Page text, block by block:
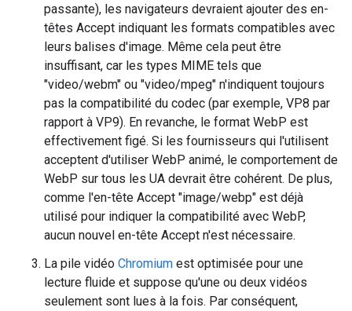
passante), les navigateurs devraient ajouter des en-
têtes Accept indiquant les formats compatibles avec
leurs balises d'image. Même cela peut être
insuffisant, car les types MIME tels que
"video/webm" ou "video/mpeg" n'indiquent toujours
pas la compatibilité du codec (par exemple, VP8 par
rapport à VP9). En revanche, le format WebP est
effectivement figé. Si les fournisseurs qui l'utilisent
acceptent d'utiliser WebP animé, le comportement de
WebP sur tous les UA devrait être cohérent. De plus,
comme l'en-tête Accept "image/webp" est déjà
utilisé pour indiquer la compatibilité avec WebP,
aucun nouvel en-tête Accept n'est nécessaire.
La pile vidéo Chromium est optimisée pour une
lecture fluide et suppose qu'une ou deux vidéos
seulement sont lues à la fois. Par conséquent,